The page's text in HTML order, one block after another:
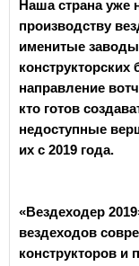
Наша страна уже
производству
именитые
направление
кто готов
недоступные
их с 2019 года.
«Вездеходер
вездеходов
конструкторов и